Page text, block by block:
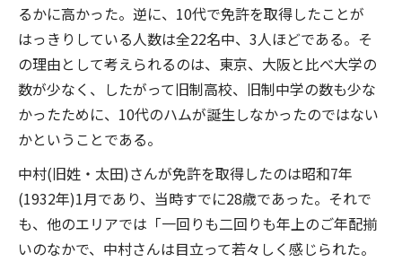
るかに高かった。逆に、10代で免許を取得したことが
はっきりしている人数は全22名中、3人ほどである。そ
の理由として考えられるのは、東京、大阪と比べ大学の
数が少なく、したがって旧制高校、旧制中学の数も少な
かったために、10代のハムが誕生しなかったのではない
かということである。
中村(旧姓・太田)さんが免許を取得したのは昭和7年
(1932年)1月であり、当時すでに28歳であった。それで
も、他のエリアでは「一回りも二回りも年上のご年配揃
いのなかで、中村さんは目立って若々しく感じられた。